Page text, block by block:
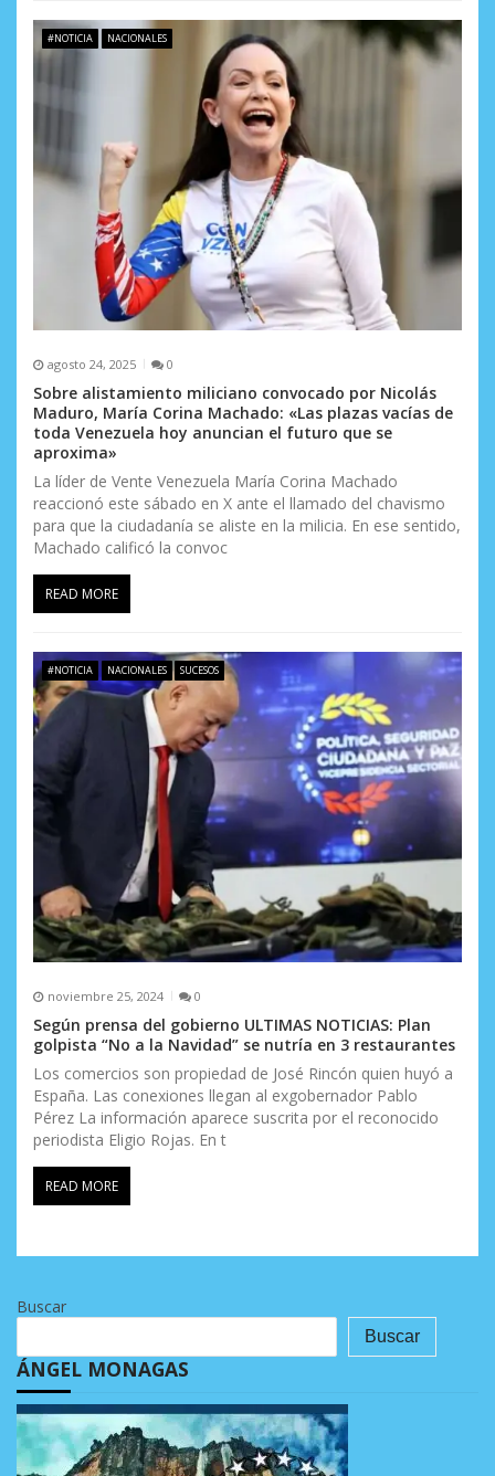
#NOTICIA NACIONALES
agosto 24, 2025 0
Sobre alistamiento miliciano convocado por Nicolás
Maduro, María Corina Machado: «Las plazas vacías de
toda Venezuela hoy anuncian el futuro que se
aproxima»
La líder de Vente Venezuela María Corina Machado
reaccionó este sábado en X ante el llamado del chavismo
para que la ciudadanía se aliste en la milicia. En ese sentido,
Machado calificó la convoc
READ MORE
#NOTICIA NACIONALES SUCESOS
noviembre 25, 2024 0
Según prensa del gobierno ULTIMAS NOTICIAS: Plan
golpista “No a la Navidad” se nutría en 3 restaurantes
Los comercios son propiedad de José Rincón quien huyó a
España. Las conexiones llegan al exgobernador Pablo
Pérez La información aparece suscrita por el reconocido
periodista Eligio Rojas. En t
READ MORE
Buscar
Buscar
ÁNGEL MONAGAS